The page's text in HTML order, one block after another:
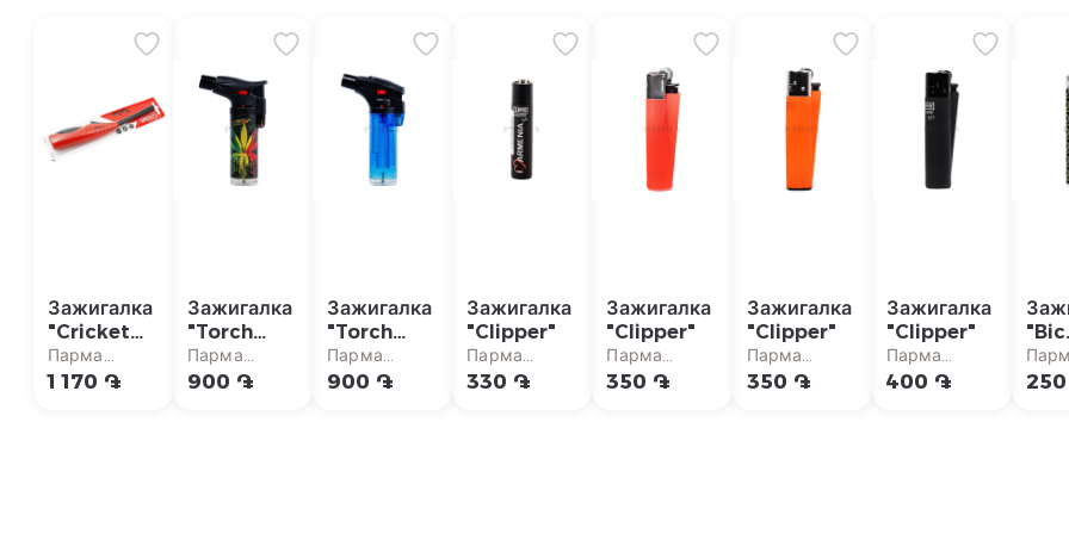
Зажигалка
"Cricket
Turbo"
кухонная
Парма
супермаркет
1 170 ֏
Зажигалка
"Torch
KKK"
кухонная
Парма
супермаркет
900 ֏
Зажигалка
"Torch
KKK"
кухонная
Парма
супермаркет
900 ֏
Зажигалка
"Clipper"
Парма
супермаркет
330 ֏
Зажигалка
"Clipper"
Парма
супермаркет
350 ֏
Зажигалка
"Clipper"
Парма
супермаркет
350 ֏
Зажигалка
"Clipper"
Парма
супермаркет
400 ֏
"Bic